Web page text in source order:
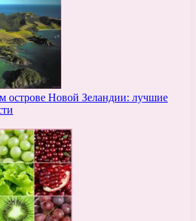
Новой Зеландии: лучшие